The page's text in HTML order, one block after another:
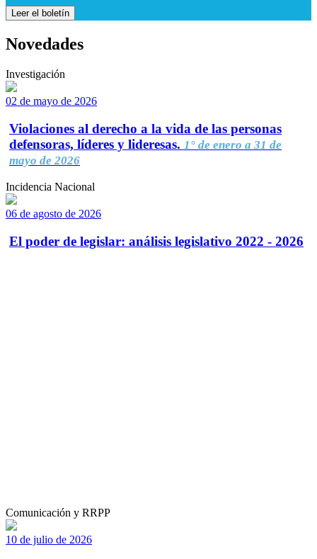
Leer el boletín
Novedades
Investigación
02 de mayo de 2026
Violaciones al derecho a la vida de las personas
defensoras, líderes y lideresas. 1° de enero a 31 de
mayo de 2026
Incidencia Nacional
06 de agosto de 2026
El poder de legislar: análisis legislativo 2022 - 2026
Comunicación y RRPP
10 de julio de 2026